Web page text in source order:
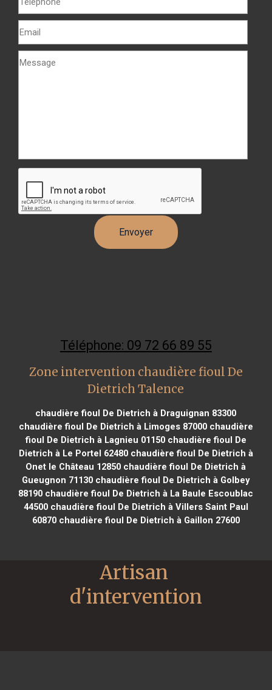
Téléphone: 09 72 66 89 55
Zone intervention chaudière fioul De
Dietrich Talence
chaudière fioul De Dietrich à Draguignan 83300
chaudière fioul De Dietrich à Limoges 87000chaudière
fioul De Dietrich à Lagnieu 01150chaudière fioul De
Dietrich à Le Portel 62480chaudière fioul De Dietrich à
Onet le Château 12850 chaudière fioul De Dietrich à
Gueugnon 71130 chaudière fioul De Dietrich à Golbey
88190 chaudière fioul De Dietrich à La Baule Escoublac
44500chaudière fioul De Dietrich à Villers Saint Paul
60870chaudière fioul De Dietrich à Gaillon 27600
Artisan
d'intervention